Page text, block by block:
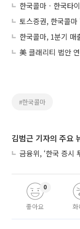
한국콜마ㆍ한국타
#한국콜마
김범근 기자의 주요
좋아요
0